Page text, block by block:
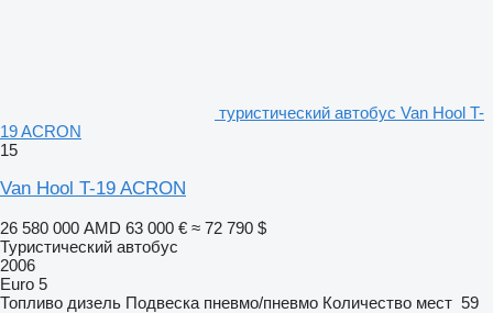
туристический автобус Van Hool T-
19 ACRON
15
Van Hool T-19 ACRON
26 580 000 AMD 63 000 € ≈ 72 790 $
Туристический автобус
2006
Euro 5
Топливо дизель Подвеска пневмо/пневмо Количество мест 59